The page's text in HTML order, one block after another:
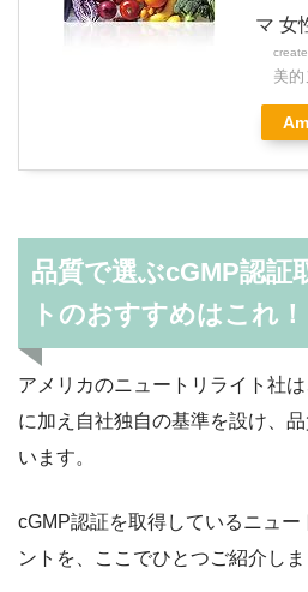
マ 女
美的
品質で選ぶcGMP認証
トのおすすめはこれ！
アメリカのニュートリライト社
に加え自社独自の基準を設け、
います。
cGMP認証を取得しているニュー
ントを、ここでひとつご紹介しま